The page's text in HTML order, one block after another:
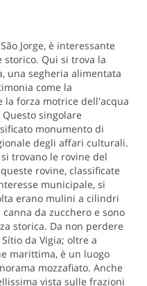
Jorge, è interessante
Qui si trova la
una segheria alimentata
come la
la forza motrice dell'acqua
singolare
monumento di
degli affari culturali.
trovano le rovine del
rovine, classificate
municipale, si
erano mulini a cilindri
da zucchero e sono
storica. Da non perdere
da Vigia; oltre a
marittima, è un luogo
mozzafiato. Anche
vista sulle frazioni